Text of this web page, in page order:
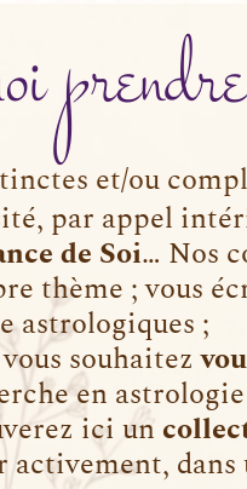
et/ou
par appel
de Soi… Nos
thème ; vous
astrologiques ;
souhaitez
en
ici un
dans